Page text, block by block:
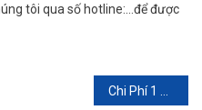
tôi qua số hotline:…để được